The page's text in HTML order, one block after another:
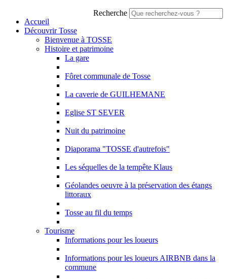
Recherche
Accueil
Découvrir Tosse
Bienvenue à TOSSE
Histoire et patrimoine
La gare
Fôret communale de Tosse
La caverie de GUILHEMANE
Eglise ST SEVER
Nuit du patrimoine
Diaporama "TOSSE d'autrefois"
Les séquelles de la tempête Klaus
Géolandes oeuvre à la préservation des étangs
littoraux
Tosse au fil du temps
Tourisme
Informations pour les loueurs
Informations pour les loueurs AIRBNB dans la
commune